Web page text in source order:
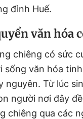
Liên hệ
cáo RSS Tòa
Ngọc Toàn
thường trực: Hải Thành
Lâm Hiếu Dũng
đình Huế.
văn hóa
chiêng có sức
sống văn hóa
nguyên. Từ lúc
người nơi đây
chiêng qua các